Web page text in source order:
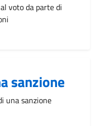
voto da parte di
sanzione
una sanzione